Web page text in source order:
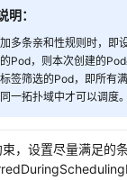
明：
多条亲和性规则时，即
Pod，则本次创建的
签筛选的Pod，即所有
一拓扑域中才可以调度。
，设置尽量满足的